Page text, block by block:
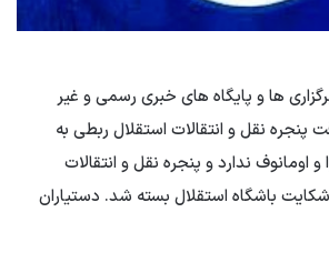
ها و پایگاه های خبری رسمی و غیر
نقل و انتقالات استقلال ربطی به
و اومانوف ندارد و پنجره نقل و انتقالات
شکایت باشگاه استقلال بسته شد. دستیاران